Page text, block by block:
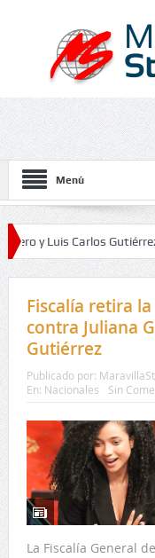
Menú
Carlos Gutiérrez
2026
Fiscalía retira
contra Juliana
Gutiérrez
Publicado por:
En: Nacionales Sin
La Fiscalía General